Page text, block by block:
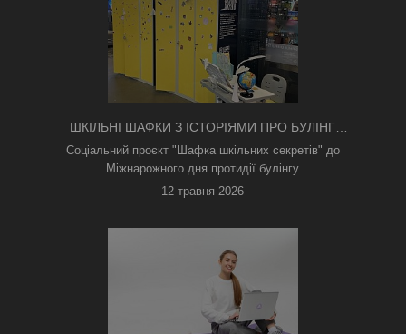
ШКІЛЬНІ ШАФКИ З ІСТОРІЯМИ ПРО БУЛІНГ
З'ЯВИЛИСЯ В КИЄВІ
Соціальний проєкт "Шафка шкільних секретів" до
Міжнарожного дня протидії булінгу
12 травня 2026